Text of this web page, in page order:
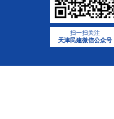
扫一扫关注
天津民建微信公众号